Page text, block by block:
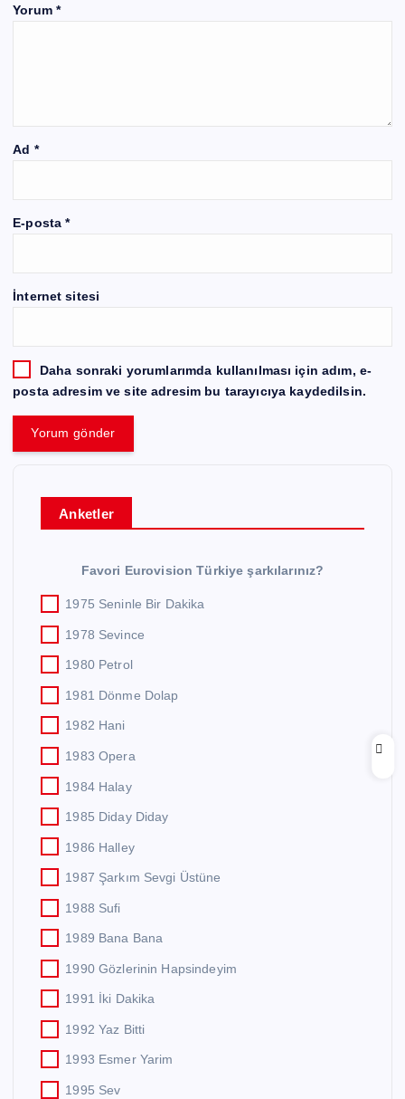
Yorum *
Ad *
E-posta*
İnternet sitesi
Daha sonraki yorumlarımda kullanılması için adım, e-
posta adresim ve site adresim bu tarayıcıya kaydedilsin.
Anketler
Favori Eurovision Türkiye şarkılarınız?
1975 Seninle Bir Dakika
1978 Sevince
1980 Petrol
1981 Dönme Dolap
1982 Hani
1983 Opera
1984 Halay
1985 Diday Diday
1986 Halley
1987 Şarkım Sevgi Üstüne
1988 Sufi
1989 Bana Bana
1990 Gözlerinin Hapsindeyim
1991 İki Dakika
1992 Yaz Bitti
1993 Esmer Yarim
1995 Sev